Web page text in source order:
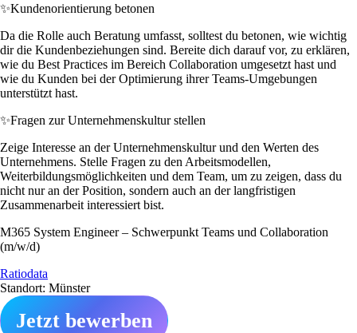
✨Kundenorientierung betonen
Da die Rolle auch Beratung umfasst, solltest du betonen, wie wichtig
dir die Kundenbeziehungen sind. Bereite dich darauf vor, zu erklären,
wie du Best Practices im Bereich Collaboration umgesetzt hast und
wie du Kunden bei der Optimierung ihrer Teams-Umgebungen
unterstützt hast.
✨Fragen zur Unternehmenskultur stellen
Zeige Interesse an der Unternehmenskultur und den Werten des
Unternehmens. Stelle Fragen zu den Arbeitsmodellen,
Weiterbildungsmöglichkeiten und dem Team, um zu zeigen, dass du
nicht nur an der Position, sondern auch an der langfristigen
Zusammenarbeit interessiert bist.
M365 System Engineer – Schwerpunkt Teams und Collaboration
(m/w/d)
Ratiodata
Standort: Münster
Jetzt bewerben